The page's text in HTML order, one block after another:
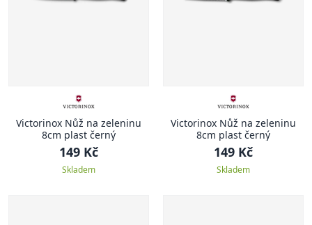
Victorinox Nůž na zeleninu
8cm plast černý
149 Kč
Skladem
Victorinox Nůž na zeleninu
8cm plast černý
149 Kč
Skladem